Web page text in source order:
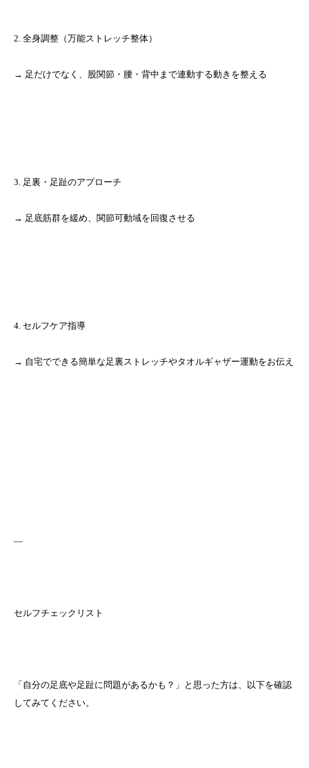
2. 全身調整（万能ストレッチ整体）
→ 足だけでなく、股関節・腰・背中まで連動する動きを整える
3. 足裏・足趾のアプローチ
→ 足底筋群を緩め、関節可動域を回復させる
4. セルフケア指導
→ 自宅でできる簡単な足裏ストレッチやタオルギャザー運動をお伝え
—
セルフチェックリスト
「自分の足底や足趾に問題があるかも？」と思った方は、以下を確認
してみてください。